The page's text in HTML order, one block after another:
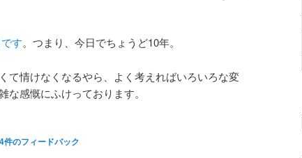
す。つまり、今日でちょうど10年。
て情けなくなるやら、よく考えればいろいろな変
感慨にふけっております。
4件のフィードバック